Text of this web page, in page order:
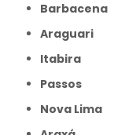
Barbacena
Araguari
Itabira
Passos
Nova Lima